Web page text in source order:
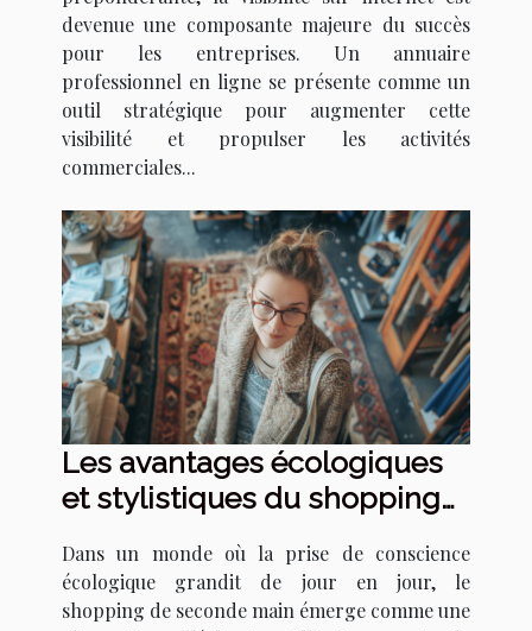
devenue une composante majeure du succès
pour les entreprises. Un annuaire
professionnel en ligne se présente comme un
outil stratégique pour augmenter cette
visibilité et propulser les activités
commerciales...
Les avantages écologiques
et stylistiques du shopping
Dans un monde où la prise de conscience
écologique grandit de jour en jour, le
shopping de seconde main émerge comme une